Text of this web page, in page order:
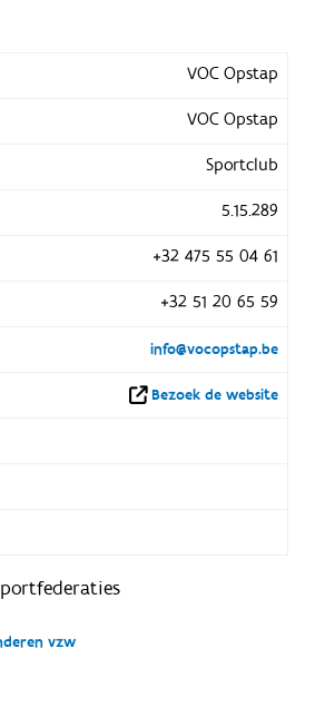
VOC Opstap
VOC Opstap
Sportclub
5.15.289
+32 475 55 04 61
+32 51 20 65 59
info@vocopstap.be
Bezoek de website
vzw